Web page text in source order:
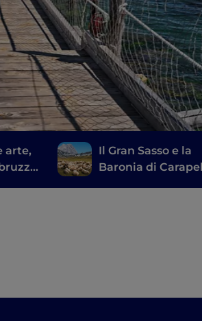
arte,
Il Gran Sasso e la
Baronia di